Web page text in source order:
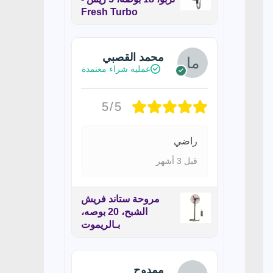
Fresh Turbo
محمد القصبي
عملية شراء معتمدة
5/5
راضي
قبل 3 أشهر
مروحة ستاند فريش
الشبح، 20 بوصه،
بـالريموت
ممدوح